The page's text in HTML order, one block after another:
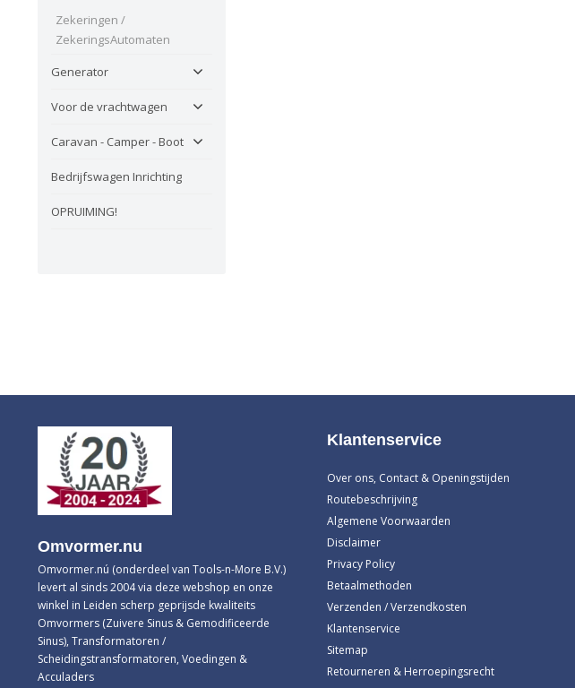
Zekeringen /
ZekeringsAutomaten
Generator
Voor de vrachtwagen
Caravan - Camper - Boot
Bedrijfswagen Inrichting
OPRUIMING!
Omvormer.nu
Omvormer.nú (onderdeel van Tools-n-More B.V.)
levert al sinds 2004 via deze webshop en onze
winkel in Leiden scherp geprijsde kwaliteits
Omvormers (Zuivere Sinus & Gemodificeerde
Sinus), Transformatoren /
Scheidingstransformatoren, Voedingen &
Acculaders
Klantenservice
Over ons, Contact & Openingstijden
Routebeschrijving
Algemene Voorwaarden
Disclaimer
Privacy Policy
Betaalmethoden
Verzenden / Verzendkosten
Klantenservice
Sitemap
Retourneren & Herroepingsrecht